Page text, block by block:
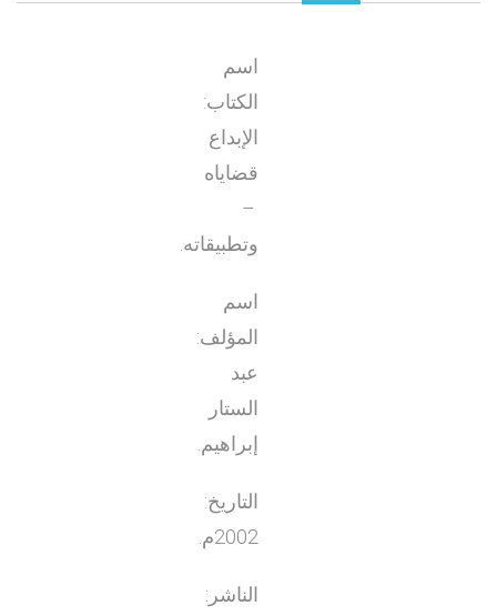
اسم
الكتاب:
الإبداع
قضاياه
–
وتطبيقاته.
اسم
المؤلف:
عبد
الستار
إبراهيم.
التاريخ:
2002م.
الناشر: